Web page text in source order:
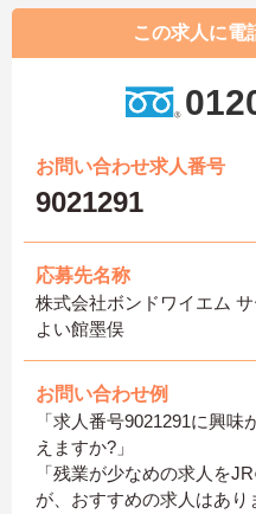
この求人に電
お問い合わせ求人番号
9021291
応募先名称
株式会社ボンドワイエム
よい館墨俣
お問い合わせ例
「求人番号9021291に興
えますか?」
「残業が少なめの求人を
が、おすすめの求人はあり